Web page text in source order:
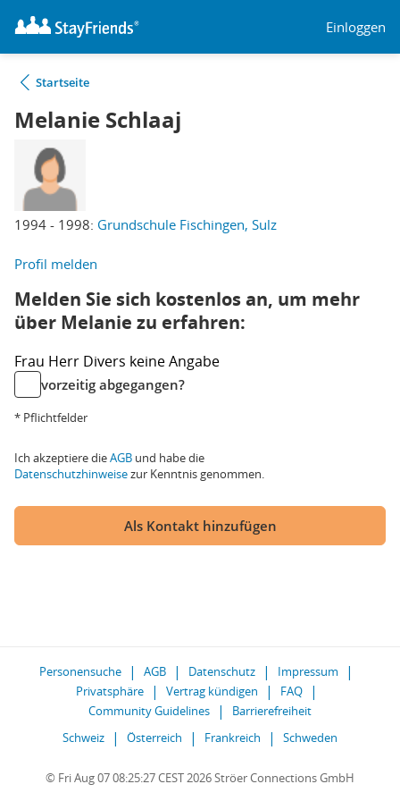
Einloggen
Startseite
Melanie Schlaaj
1994 - 1998: Grundschule Fischingen, Sulz
Profil melden
Melden Sie sich kostenlos an, um mehr
über Melanie zu erfahren:
Frau Herr Divers keine Angabe
vorzeitig abgegangen?
* Pflichtfelder
Ich akzeptiere dieAGB und habe die
Datenschutzhinweisezur Kenntnis genommen.
Als Kontakt hinzufügen
Personensuche AGB Datenschutz
Impressum
Privatsphäre
Vertrag kündigen
FAQ
Community Guidelines
Barrierefreiheit
Schweiz
Österreich Frankreich Schweden
© Fri Aug 07 08:25:27 CEST 2026 Ströer Connections GmbH